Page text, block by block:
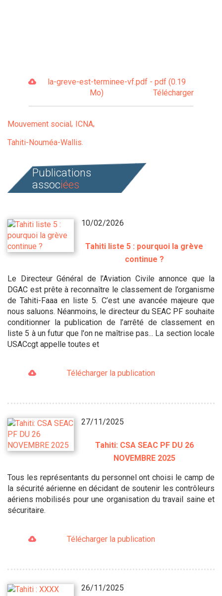
la-greve-est-terminee-vf.pdf - pdf (0.19
Mo)
Télécharger
Mouvement social ICNA
Tahiti-Nouméa-Wallis
Publications
associées
10/02/2026
Tahiti liste 5 : pourquoi la grève
continue ?
Le Directeur Général de l’Aviation Civile annonce que la
DGAC est prête à reconnaître le classement de l’organisme
de Tahiti-Faaa en liste 5. C’est une avancée majeure que
nous saluons. Néanmoins, le directeur du SEAC PF souhaite
conditionner la publication de l’arrêté de classement en
liste 5 à un futur que l'on ne maîtrise pas... La section locale
USACcgt appelle toutes et
Télécharger la publication
27/11/2025
Tahiti: CSA SEAC PF DU 26
NOVEMBRE 2025
Tous les représentants du personnel ont choisi le camp de
la sécurité aérienne en décidant de soutenir les contrôleurs
aériens mobilisés pour une organisation du travail saine et
sécuritaire.
Télécharger la publication
26/11/2025